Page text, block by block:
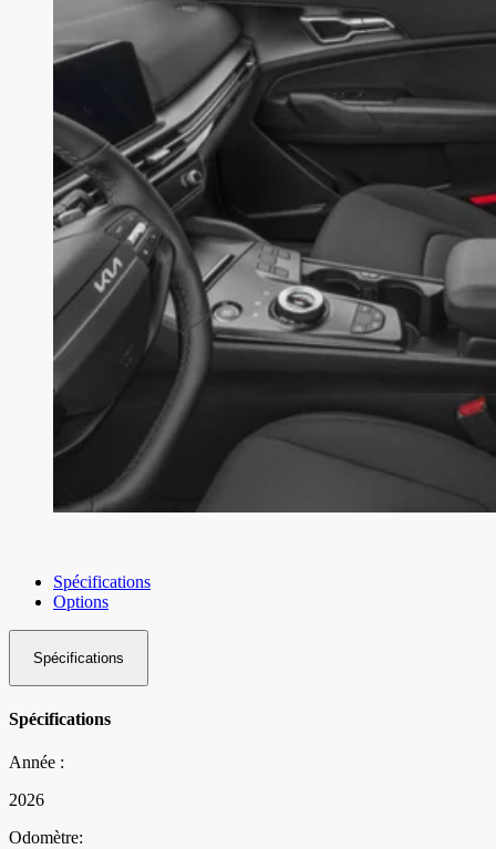
Spécifications
Options
Spécifications
Spécifications
Année :
2026
Odomètre: